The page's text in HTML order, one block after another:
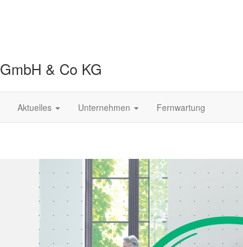
GmbH & Co KG
Aktuelles Unternehmen Fernwartung